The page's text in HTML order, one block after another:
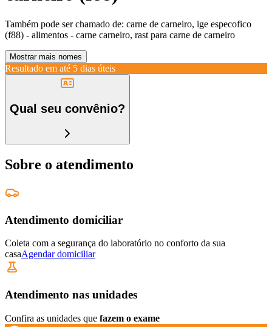
Também pode ser chamado de: carne de carneiro, ige especofico
(f88) - alimentos - carne carneiro, rast para carne de carneiro
Mostrar mais nomes
Resultado em até 5 dias úteis
Qual seu convênio?
Sobre o atendimento
Atendimento domiciliar
Coleta com a segurança do laboratório no conforto da sua
casaAgendar domiciliar
Atendimento nas unidades
Confira as unidades que fazem o exame